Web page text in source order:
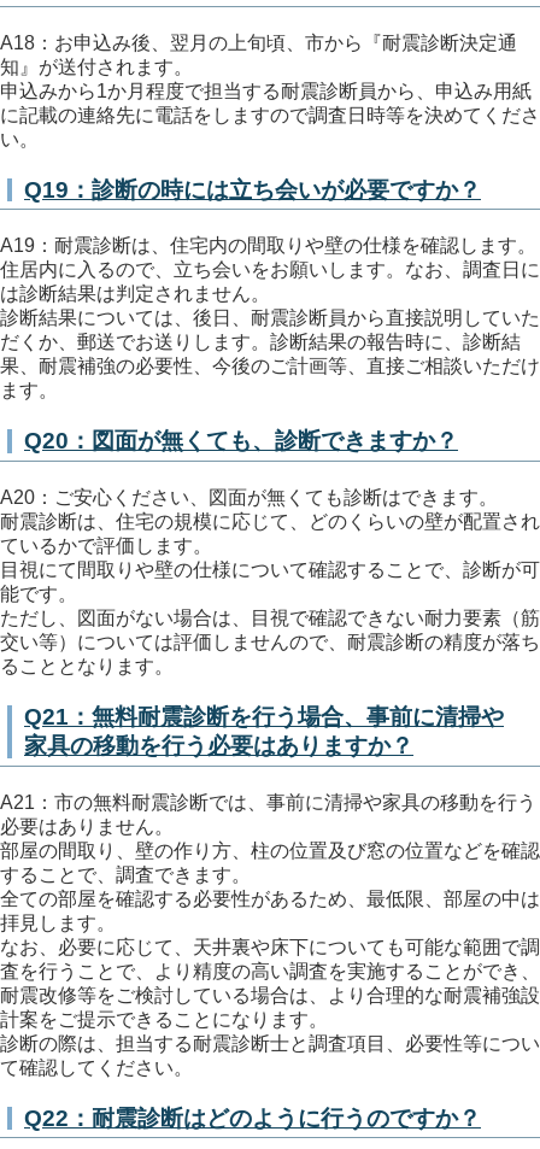
A18：お申込み後、翌月の上旬頃、市から『耐震診断決定通
知』が送付されます。
申込みから1か月程度で担当する耐震診断員から、申込み用紙
に記載の連絡先に電話をしますので調査日時等を決めてくださ
い。
Q19：診断の時には立ち会いが必要ですか？
A19：耐震診断は、住宅内の間取りや壁の仕様を確認します。
住居内に入るので、立ち会いをお願いします。なお、調査日に
は診断結果は判定されません。
診断結果については、後日、耐震診断員から直接説明していた
だくか、郵送でお送りします。診断結果の報告時に、診断結
果、耐震補強の必要性、今後のご計画等、直接ご相談いただけ
ます。
Q20：図面が無くても、診断できますか？
A20：ご安心ください、図面が無くても診断はできます。
耐震診断は、住宅の規模に応じて、どのくらいの壁が配置され
ているかで評価します。
目視にて間取りや壁の仕様について確認することで、診断が可
能です。
ただし、図面がない場合は、目視で確認できない耐力要素（筋
交い等）については評価しませんので、耐震診断の精度が落ち
ることとなります。
Q21：無料耐震診断を行う場合、事前に清掃や
家具の移動を行う必要はありますか？
A21：市の無料耐震診断では、事前に清掃や家具の移動を行う
必要はありません。
部屋の間取り、壁の作り方、柱の位置及び窓の位置などを確認
することで、調査できます。
全ての部屋を確認する必要性があるため、最低限、部屋の中は
拝見します。
なお、必要に応じて、天井裏や床下についても可能な範囲で調
査を行うことで、より精度の高い調査を実施することができ、
耐震改修等をご検討している場合は、より合理的な耐震補強設
計案をご提示できることになります。
診断の際は、担当する耐震診断士と調査項目、必要性等につい
て確認してください。
Q22：耐震診断はどのように行うのですか？